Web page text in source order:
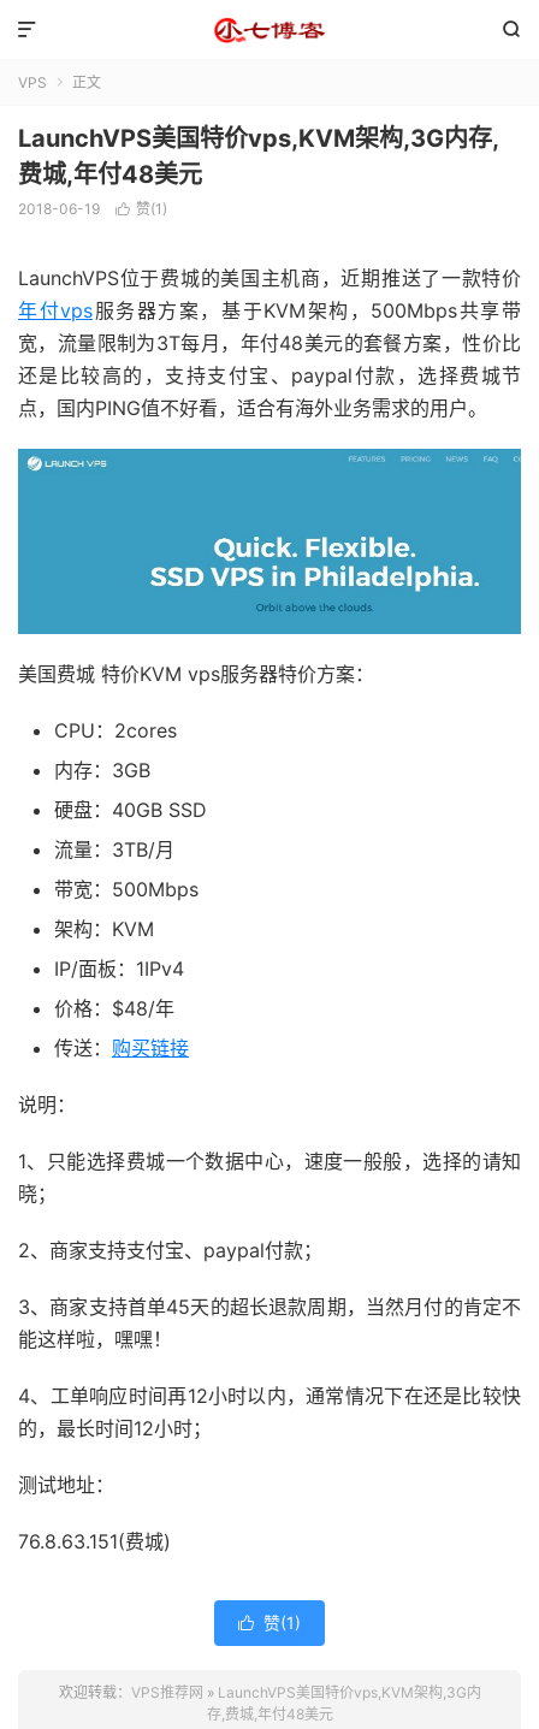


VPS  正文
LaunchVPS美国特价vps,KVM架构,3G内存,
费城,年付48美元
2018-06-19  赞(1 )
LaunchVPS位于费城的美国主机商，近期推送了一款特价
年付vps服务器方案，基于KVM架构，500Mbps共享带
宽，流量限制为3T每月，年付48美元的套餐方案，性价比
还是比较高的，支持支付宝、paypal付款，选择费城节
点，国内PING值不好看，适合有海外业务需求的用户。
美国费城 特价KVM vps服务器特价方案：
CPU：2cores
内存：3GB
硬盘：40GB SSD
流量：3TB/月
带宽：500Mbps
架构：KVM
IP/面板：1IPv4
价格：$48/年
传送： 购买链接
说明：
1、只能选择费城一个数据中心，速度一般般，选择的请知
晓；
2、商家支持支付宝、paypal付款；
3、商家支持首单45天的超长退款周期，当然月付的肯定不
能这样啦，嘿嘿！
4、工单响应时间再12小时以内，通常情况下在还是比较快
的，最长时间12小时；
测试地址：
76.8.63.151(费城)
 赞(1)
欢迎转载： VPS推荐网 » LaunchVPS美国特价vps,KVM架构,3G内
存,费城,年付48美元